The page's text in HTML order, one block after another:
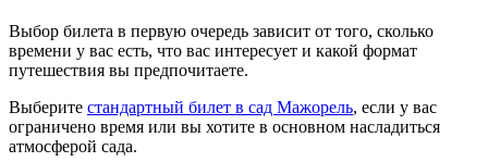
Выбор билета в первую очередь зависит от того, сколько
времени у вас есть, что вас интересует и какой формат
путешествия вы предпочитаете.
Выберите стандартный билет в сад Мажорель, если у вас
ограничено время или вы хотите в основном насладиться
атмосферой сада.